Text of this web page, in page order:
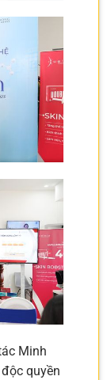
Minh
quyền